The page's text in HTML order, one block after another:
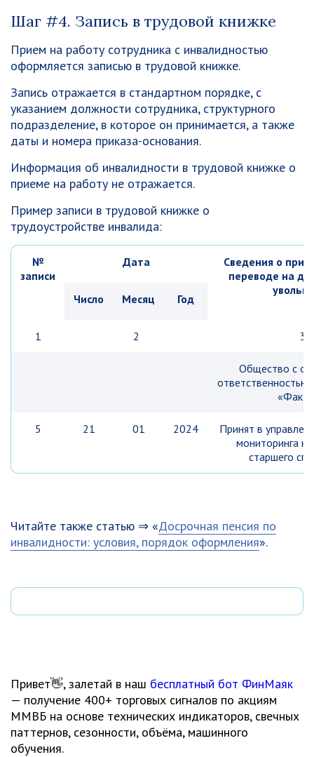
Шаг #4. Запись в трудовой книжке
Прием на работу сотрудника с инвалидностью
оформляется записью в трудовой книжке.
Запись отражается в стандартном порядке, с
указанием должности сотрудника, структурного
подразделение, в которое он принимается, а также
даты и номера приказа-основания.
Информация об инвалидности в трудовой книжке о
приеме на работу не отражается.
Пример записи в трудовой книжке о
трудоустройстве инвалида:
№
записи
Дата
Сведения о
переводе на
Число Месяц Год
1 2 3
Общество с
5 21 01 2024
Принят в
мониторинга
старшего
Читайте также статью ⇒ «Досрочная пенсия по
инвалидности: условия, порядок оформления».
Привет👋, залетай в наш бесплатный бот ФинМаяк
— получение 400+ торговых сигналов по акциям
ММВБ на основе технических индикаторов, свечных
паттернов, сезонности, объёма, машинного
обучения.